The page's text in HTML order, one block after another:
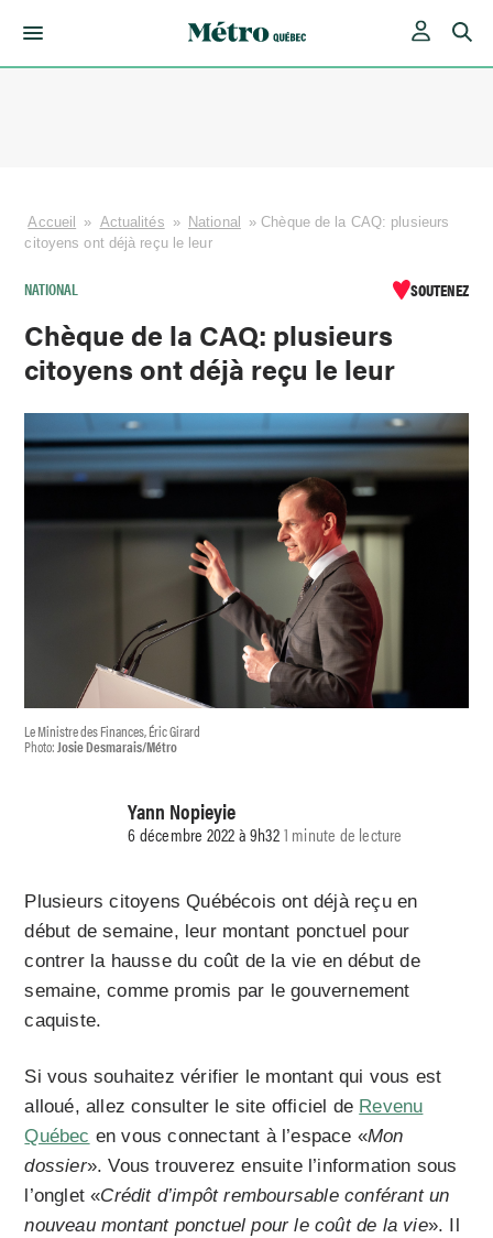
Accueil » Actualités » National »Chèque de la CAQ: plusieurs
citoyens ont déjà reçu le leur
NATIONAL SOUTENEZ
Chèque de la CAQ: plusieurs
citoyens ont déjà reçu le leur
Le Ministre des Finances, Éric Girard
Photo:Josie Desmarais/Métro
Yann Nopieyie
6 décembre 2022 à 9h321 minute de lecture
Plusieurs citoyens Québécois ont déjà reçu en
début de semaine, leur montant ponctuel pour
contrer la hausse du coût de la vie en début de
semaine, comme promis par le gouvernement
caquiste.
Si vous souhaitez vérifier le montant qui vous est
alloué, allez consulter le site officiel de Revenu
Québec en vous connectant à l’espace «Mon
dossier». Vous trouverez ensuite l’information sous
l’onglet «Crédit d’impôt remboursable conférant un
nouveau montant ponctuel pour le coût de la vie». Il